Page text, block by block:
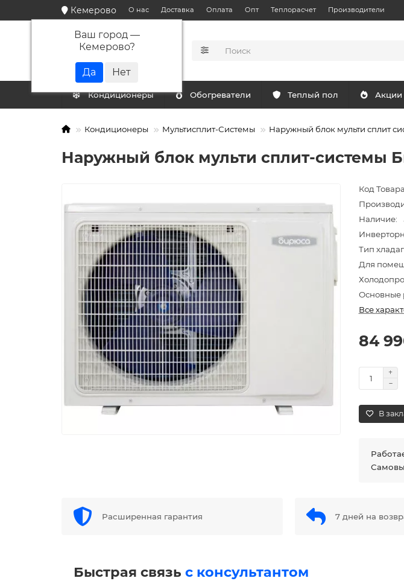
Кемерово
Ваш город —
Кемерово?
О нас Доставка Оплата Опт Теплорасчет Производители
КАТАЛОГ
Кондиционеры Обогреватели Теплый пол Акции
Кондиционеры Мультисплит-Системы Наружный блок мульти сплит
Наружный блок мульти сплит-системы
Код Товара
Наличие:
Тип
Для
Основные
Все
84
В
Расширенная гарантия 7 дней на
Быстрая связь с консультантом